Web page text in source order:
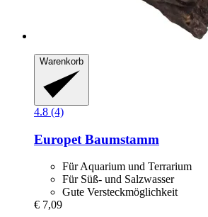
Warenkorb
4.8 (4)
Europet Baumstamm
Für Aquarium und Terrarium
Für Süß- und Salzwasser
Gute Versteckmöglichkeit
€ 7,09